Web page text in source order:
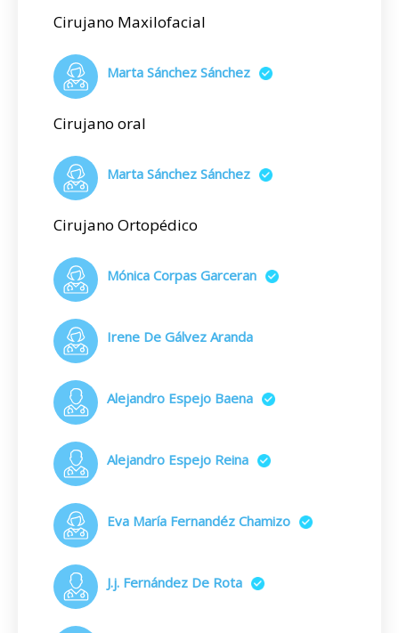
Cirujano Maxilofacial
Marta Sánchez Sánchez
Cirujano oral
Marta Sánchez Sánchez
Cirujano Ortopédico
Mónica Corpas Garceran
Irene De Gálvez Aranda
Alejandro Espejo Baena
Alejandro Espejo Reina
Eva María Fernandéz Chamizo
J.j. Fernández De Rota